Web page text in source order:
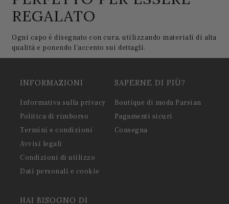
REGALATO
Ogni capo è disegnato con cura, utilizzando materiali di alta
qualità e ponendo l'accento sui dettagli.
INFORMAZIONI
Informativa sulla privacy
Politica di rimborso
Termini e condizioni
Avvisi legali
Condizioni di utilizzo
Dati personali e cookie
SAPERNE DI PIÙ?
Boutique di moda Parsian
Pagamenti sicuri
Consegna
HAI BISOGNO DI